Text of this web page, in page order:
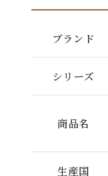
ブランド
シリーズ
商品名
生産国